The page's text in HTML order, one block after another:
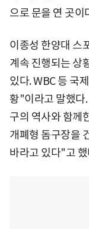
으로 문을 연 곳이
이종성 한양대 스
계속 진행되는 상
있다. WBC 등 국
황"이라고 말했다
구의 역사와 함께
개폐형 돔구장을
바라고 있다"고